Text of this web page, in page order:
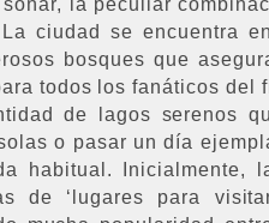
ciudad se encuentra
bosques que
todos los fanáticos del
de lagos serenos
o pasar un día
habitual. Inicialmente,
de ‘lugares para